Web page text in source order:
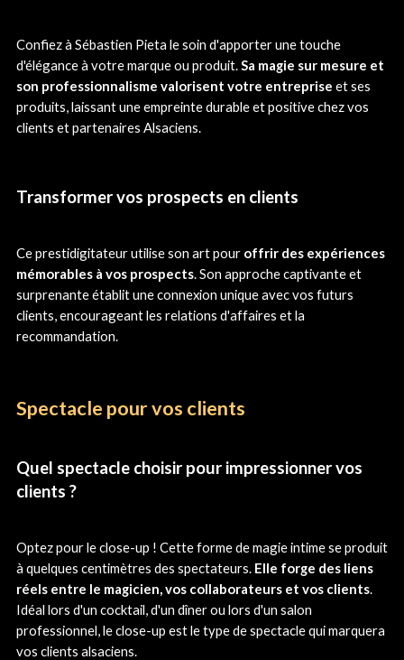
Confiez à Sébastien Pieta le soin d'apporter une touche
d'élégance à votre marque ou produit.Sa magie sur mesure et
son professionnalisme valorisent votre entreprise et ses
produits, laissant une empreinte durable et positive chez vos
clients et partenaires Alsaciens.
Transformer vos prospects en clients
Ce prestidigitateur utilise son art pour offrir des expériences
mémorables à vos prospects. Son approche captivante et
surprenante établit une connexion unique avec vos futurs
clients, encourageant les relations d'affaires et la
recommandation.
Spectacle pour vos clients
Quel spectacle choisir pour impressionner vos
clients ?
Optez pour le close-up ! Cette forme de magie intime se produit
à quelques centimètres des spectateurs. Elle forge des liens
réels entre le magicien, vos collaborateurs et vos clients.
Idéal lors d'un cocktail, d'un dîner ou lors d'un salon
professionnel, le close-up est le type de spectacle qui marquera
vos clients alsaciens.